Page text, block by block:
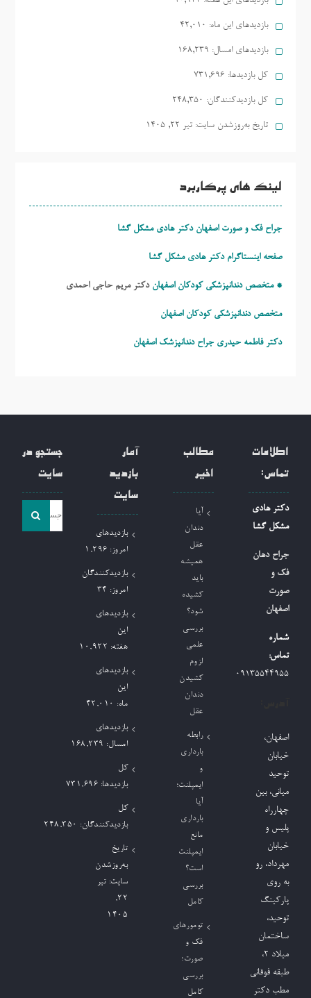
بازدیدهای این ماه: 42,010
بازدیدهای امسال: 168,239
کل بازدیدها: 731,696
کل بازدیدکنند‌گان: 248,350
تاریخ به‌روزشدن سایت: تیر ۲۲, ۱۴۰۵
لینک های پرکاربرد
جراح فک و صورت اصفهان دکتر هادی مشکل گشا
صفحه اینستاگرام دکتر هادی مشکل گشا
* متخصص دندانپزشکی کودکان اصفهان دکتر مریم حاجی احمدی
متخصص دندانپزشکی کودکان اصفهان
دکتر فاطمه حیدری جراح دندانپزشک اصفهان
اطلاعات
تماس:
دکتر هادی
مشکل گشا
جراح دهان
فک و
صورت
اصفهان
شماره
تماس:
09135544955
اصفهان،
خیابان
توحید
میانی، بین
چهارراه
پلیس و
خیابان
مهرداد، رو
به روی
پارکینگ
توحید،
ساختمان
میلاد ٢،
طبقه فوقانی
مطب دکتر
مطالب
اخیر
آیا
دندان
عقل
همیشه
باید
کشیده
شود؟
بررسی
علمی
لزوم
کشیدن
دندان
عقل
رابطه
بارداری
و
ایمپلنت؛
آیا
بارداری
مانع
ایمپلنت
است؟
بررسی
کامل
تومورهای
فک و
صورت؛
بررسی
کامل
آمار
بازدید
سایت
بازدیدهای
امروز: 1,296
بازدیدکنندگان
امروز: 34
بازدیدهای
این
هفته: 10,922
بازدیدهای
این
ماه: 42,010
بازدیدهای
امسال: 168,239
کل
بازدیدها: 731,696
کل
بازدیدکنند‌گان: 248,350
تاریخ
به‌روزشدن
سایت: تیر
۲۲,
۱۴۰۵
جستجو در
سایت